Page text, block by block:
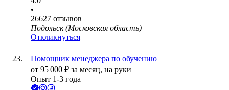
•
26627 отзывов
Подольск (Московская область)
Откликнуться
Помощник менеджера по обучению
от 95 000 ₽ за месяц, на руки
Опыт 1-3 года